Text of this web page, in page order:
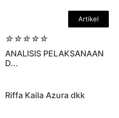
Artikel
☆☆☆☆☆
ANALISIS PELAKSANAAN
D...
Riffa Kaila Azura dkk